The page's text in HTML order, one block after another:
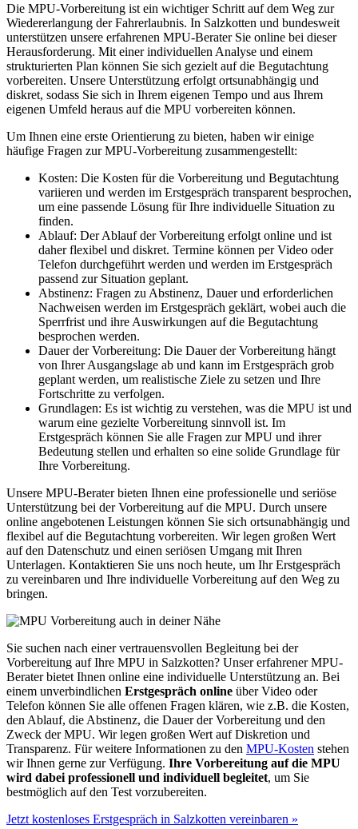
Die MPU-Vorbereitung ist ein wichtiger Schritt auf dem Weg zur
Wiedererlangung der Fahrerlaubnis. In Salzkotten und bundesweit
unterstützen unsere erfahrenen MPU-Berater Sie online bei dieser
Herausforderung. Mit einer individuellen Analyse und einem
strukturierten Plan können Sie sich gezielt auf die Begutachtung
vorbereiten. Unsere Unterstützung erfolgt ortsunabhängig und
diskret, sodass Sie sich in Ihrem eigenen Tempo und aus Ihrem
eigenen Umfeld heraus auf die MPU vorbereiten können.
Um Ihnen eine erste Orientierung zu bieten, haben wir einige
häufige Fragen zur MPU-Vorbereitung zusammengestellt:
Kosten: Die Kosten für die Vorbereitung und Begutachtung
variieren und werden im Erstgespräch transparent besprochen,
um eine passende Lösung für Ihre individuelle Situation zu
finden.
Ablauf: Der Ablauf der Vorbereitung erfolgt online und ist
daher flexibel und diskret. Termine können per Video oder
Telefon durchgeführt werden und werden im Erstgespräch
passend zur Situation geplant.
Abstinenz: Fragen zu Abstinenz, Dauer und erforderlichen
Nachweisen werden im Erstgespräch geklärt, wobei auch die
Sperrfrist und ihre Auswirkungen auf die Begutachtung
besprochen werden.
Dauer der Vorbereitung: Die Dauer der Vorbereitung hängt
von Ihrer Ausgangslage ab und kann im Erstgespräch grob
geplant werden, um realistische Ziele zu setzen und Ihre
Fortschritte zu verfolgen.
Grundlagen: Es ist wichtig zu verstehen, was die MPU ist und
warum eine gezielte Vorbereitung sinnvoll ist. Im
Erstgespräch können Sie alle Fragen zur MPU und ihrer
Bedeutung stellen und erhalten so eine solide Grundlage für
Ihre Vorbereitung.
Unsere MPU-Berater bieten Ihnen eine professionelle und seriöse
Unterstützung bei der Vorbereitung auf die MPU. Durch unsere
online angebotenen Leistungen können Sie sich ortsunabhängig und
flexibel auf die Begutachtung vorbereiten. Wir legen großen Wert
auf den Datenschutz und einen seriösen Umgang mit Ihren
Unterlagen. Kontaktieren Sie uns noch heute, um Ihr Erstgespräch
zu vereinbaren und Ihre individuelle Vorbereitung auf den Weg zu
bringen.
Sie suchen nach einer vertrauensvollen Begleitung bei der
Vorbereitung auf Ihre MPU in Salzkotten? Unser erfahrener MPU-
Berater bietet Ihnen online eine individuelle Unterstützung an. Bei
einem unverbindlichen Erstgespräch online über Video oder
Telefon können Sie alle offenen Fragen klären, wie z.B. die Kosten,
den Ablauf, die Abstinenz, die Dauer der Vorbereitung und den
Zweck der MPU. Wir legen großen Wert auf Diskretion und
Transparenz. Für weitere Informationen zu den MPU-Kosten stehen
wir Ihnen gerne zur Verfügung. Ihre Vorbereitung auf die MPU
wird dabei professionell und individuell begleitet, um Sie
bestmöglich auf den Test vorzubereiten.
Jetzt kostenloses Erstgespräch in Salzkotten vereinbaren »